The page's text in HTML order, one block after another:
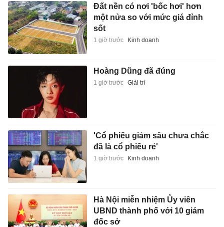
Đất nền có nơi 'bốc hơi' hơn
một nửa so với mức giá đỉnh
sốt
1 giờ trước Kinh doanh
Hoàng Dũng đã đúng
1 giờ trước Giải trí
'Cổ phiếu giảm sâu chưa chắc
đã là cổ phiếu rẻ'
1 giờ trước Kinh doanh
Hà Nội miễn nhiệm Ủy viên
UBND thành phố với 10 giám
đốc sở